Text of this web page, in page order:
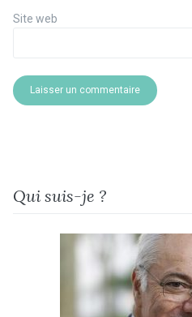
Site web
Qui suis-je ?